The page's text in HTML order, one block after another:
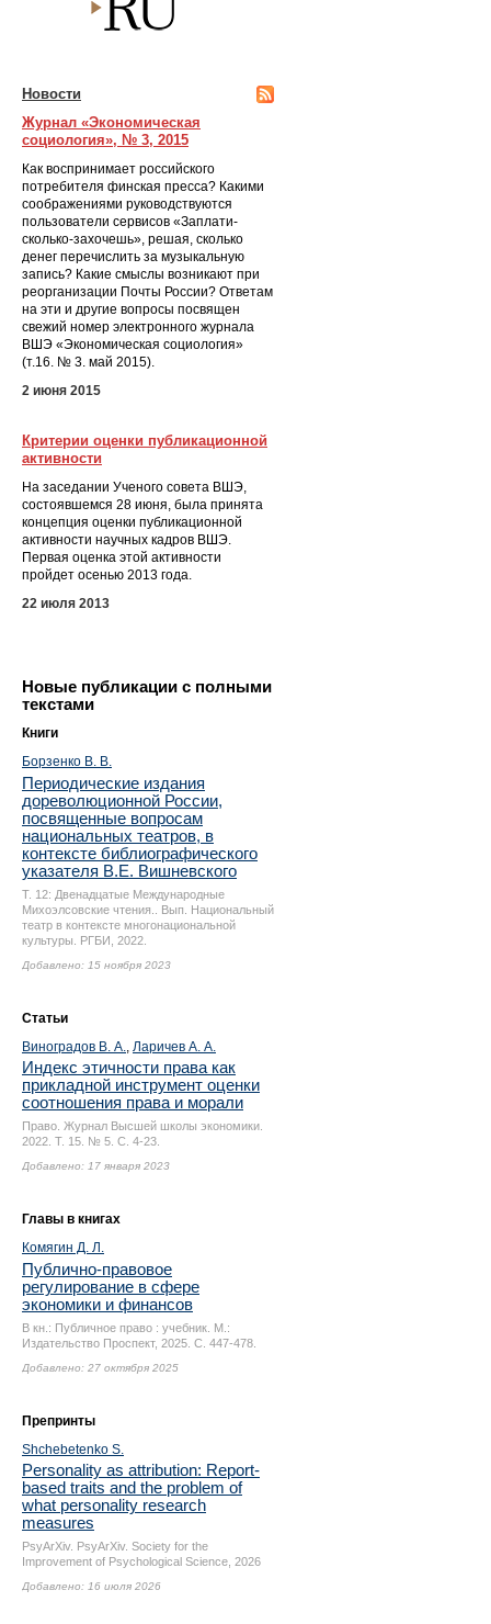
Новости
Журнал «Экономическая
социология», № 3, 2015
Как воспринимает российского
потребителя финская пресса? Какими
соображениями руководствуются
пользователи сервисов «Заплати-
сколько-захочешь», решая, сколько
денег перечислить за музыкальную
запись? Какие смыслы возникают при
реорганизации Почты России? Ответам
на эти и другие вопросы посвящен
свежий номер электронного журнала
ВШЭ «Экономическая социология»
(т.16. № 3. май 2015).
2 июня 2015
Критерии оценки публикационной
активности
На заседании Ученого совета ВШЭ,
состоявшемся 28 июня, была принята
концепция оценки публикационной
активности научных кадров ВШЭ.
Первая оценка этой активности
пройдет осенью 2013 года.
22 июля 2013
Новые публикации с полными
текстами
Книги
Борзенко В. В.
Периодические издания
дореволюционной России,
посвященные вопросам
национальных театров, в
контексте библиографического
указателя В.Е. Вишневского
Т. 12: Двенадцатые Международные
Михоэлсовские чтения.. Вып. Национальный
театр в контексте многонациональной
культуры. РГБИ, 2022.
Добавлено: 15 ноября 2023
Статьи
Виноградов В. А.
Ларичев А. А.
Индекс этичности права как
прикладной инструмент оценки
соотношения права и морали
Право. Журнал Высшей школы экономики.
2022. Т. 15. № 5. С. 4-23.
Добавлено: 17 января 2023
Главы в книгах
Комягин Д. Л.
Публично-правовое
регулирование в сфере
экономики и финансов
В кн.: Публичное право : учебник. М.:
Издательство Проспект, 2025. С. 447-478.
Добавлено: 27 октября 2025
Препринты
Shchebetenko S.
Personality as attribution: Report-
based traits and the problem of
what personality research
measures
PsyArXiv. PsyArXiv. Society for the
Improvement of Psychological Science, 2026
Добавлено: 16 июля 2026